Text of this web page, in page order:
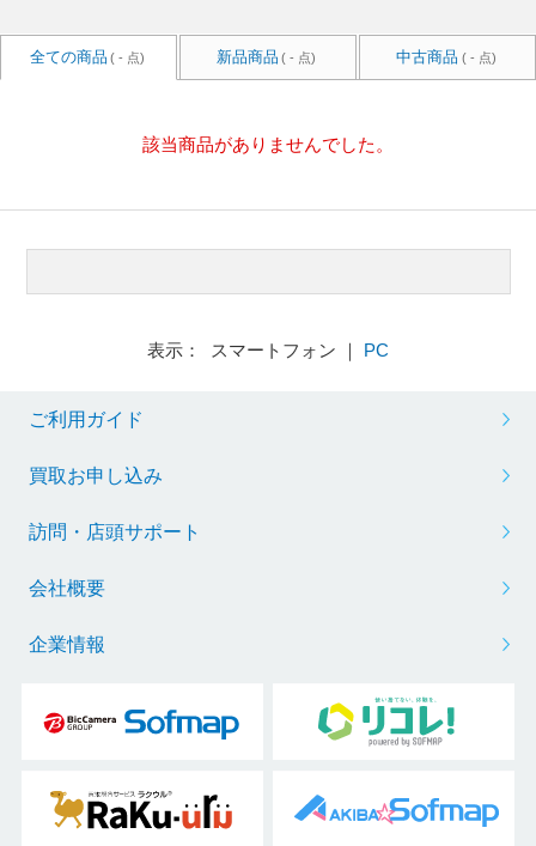
全ての商品 ( - 点) 新品商品 ( - 点) 中古商品 ( - 点)
該当商品がありませんでした。
表示： スマートフォン ｜ PC
ご利用ガイド
買取お申し込み
訪問・店頭サポート
会社概要
企業情報